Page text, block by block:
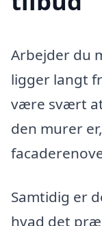
Arbejder du
ligger langt
være svært
den murer
Samtidig er
hvad det